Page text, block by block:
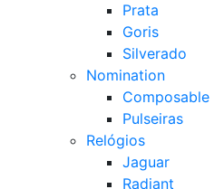
Prata
Goris
Silverado
Nomination
Composable
Pulseiras
Relógios
Jaguar
Radiant